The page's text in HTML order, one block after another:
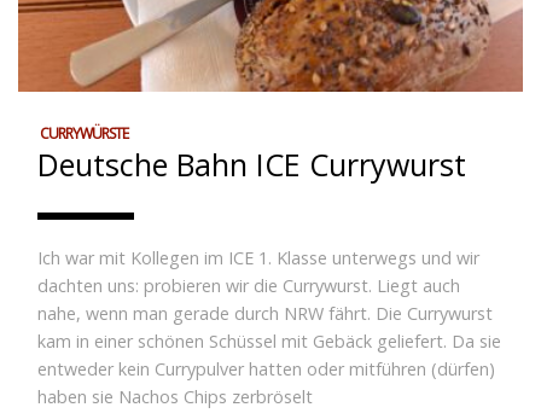
CURRYWÜRSTE
Deutsche Bahn ICE Currywurst
Ich war mit Kollegen im ICE 1. Klasse unterwegs und wir
dachten uns: probieren wir die Currywurst. Liegt auch
nahe, wenn man gerade durch NRW fährt. Die Currywurst
kam in einer schönen Schüssel mit Gebäck geliefert. Da sie
entweder kein Currypulver hatten oder mitführen (dürfen)
haben sie Nachos Chips zerbröselt